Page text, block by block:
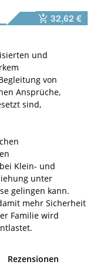
32,62 €
und
von
Ansprüche,
sind,
Klein- und
unter
gelingen kann.
mehr Sicherheit
Familie wird
Rezensionen